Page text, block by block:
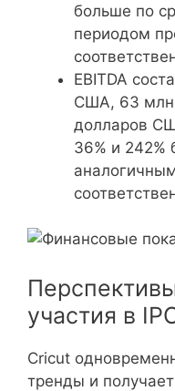
больше по
периодом
EBITDA
США, 63 млн
долларов
36% и 242%
участия в
Cricut
тренды и